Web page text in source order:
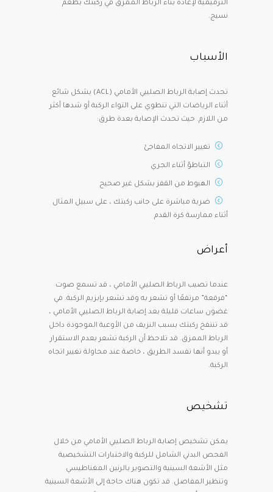
الترميمية لإعادة بناء الرباط الممزق في ركبتك بطُعم
نسيج.
الأسباب
تحدث إصابة الرباط الصليبي الأمامي (ACL) بشكل شائع
أثناء الرياضات التي تنطوي على التواء الركبة أو شدها أكثر
من اللازم. حيث تحدث الإصابة بعدة طرق:
تغيير الاتجاه المفاجئ
التباطؤ أثناء الجري
الهبوط من القفز بشكل غير صحيح
ضربة مباشرة على جانب ركبتك ، على سبيل المثال
أثناء ممارسة كرة القدم
أعراض
عندما تصيب الرباط الصليبي الأمامي ، قد تسمع صوت
“فرقعة” مرتفعًا أو تشعر به وقد تشعر بإبزيم الركبة. في
غضون ساعات قليلة بعد إصابة الرباط الصليبي الأمامي ،
قد تنتفخ ركبتك بسبب النزيف من الأوعية الموجودة داخل
الرباط الممزق. قد تلاحظ أن الركبة تشعر بعدم الاستقرار
أو يبدو أنها تفسد الطريق ، خاصة عند محاولة تغيير اتجاه
الركبة.
تشخيص
يمكن تشخيص إصابة الرباط الصليبي الأمامي من خلال
الفحص البدني الشامل للركبة والاختبارات التشخيصية
مثل الأشعة السينية والتصوير بالرنين المغناطيسي
وتنظير المفاصل. قد تكون هناك حاجة إلى الأشعة السينية